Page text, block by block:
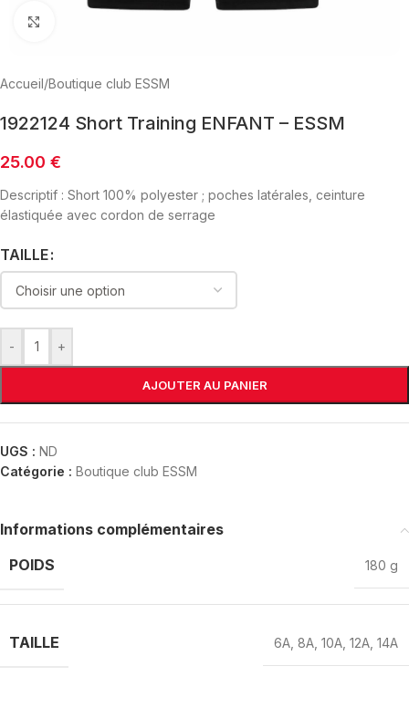
Accueil/Boutique club ESSM
1922124 Short Training ENFANT – ESSM
25.00 €
Descriptif : Short 100% polyester ; poches latérales, ceinture
élastiquée avec cordon de serrage
TAILLE
- +
AJOUTER AU PANIER
UGS : ND
Catégorie : Boutique club ESSM
Informations complémentaires
POIDS
180 g
TAILLE 6A 8A 10A 12A 14A